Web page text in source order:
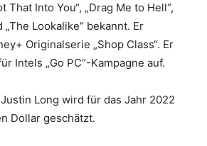
That Into You“, „Drag Me to Hell“,
„The Lookalike“ bekannt. Er
Originalserie „Shop Class“. Er
Intels „Go PC“-Kampagne auf.
Long wird für das Jahr 2022
Dollar geschätzt.